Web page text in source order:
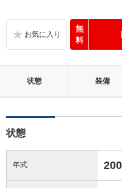
無
料
状態 装備
状態
年式